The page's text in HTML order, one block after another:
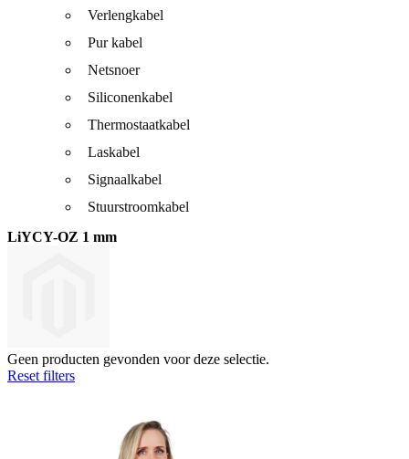
Verlengkabel
Pur kabel
Netsnoer
Siliconenkabel
Thermostaatkabel
Laskabel
Signaalkabel
Stuurstroomkabel
LiYCY-OZ 1 mm
Geen producten gevonden voor deze selectie.
Reset filters